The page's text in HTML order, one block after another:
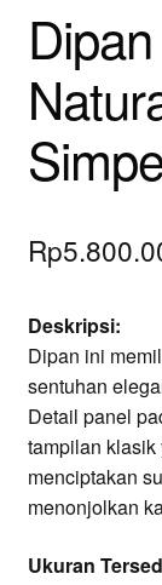
Rp
Deskripsi:
Dipan ini
sentuhan
Detail panel
tampilan klasik
menciptakan
menonjolkan
Ukuran